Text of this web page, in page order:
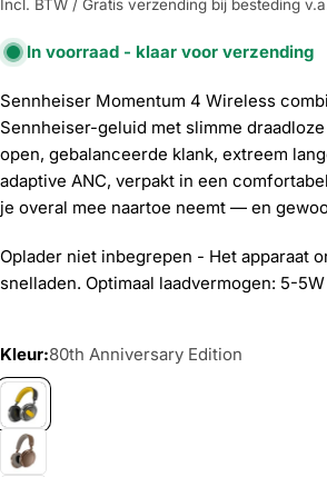
Incl. BTW / Gratis verzending bij besteding
In voorraad - klaar voor verzending
Sennheiser Momentum 4 Wireless
Sennheiser-geluid met slimme
open, gebalanceerde klank, extreem
adaptive ANC, verpakt in een
je overal mee naartoe neemt — en
Oplader niet inbegrepen - Het apparaat
snelladen. Optimaal laadvermogen: 5-5W
Kleur:80th Anniversary Edition